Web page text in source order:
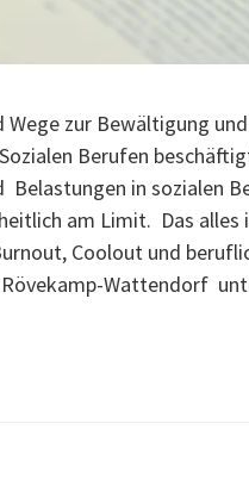
zur Bewältigung
Berufen
Belastungen in sozialen
am Limit. Das alles
Coolout und
Wattendorf